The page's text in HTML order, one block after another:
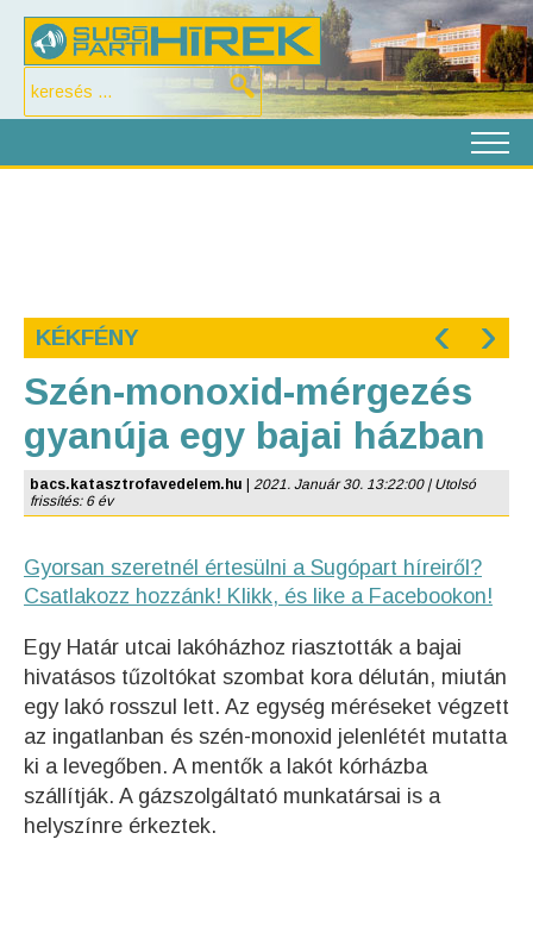
KÉKFÉNY ‹ ›
Szén-monoxid-mérgezés
gyanúja egy bajai házban
bacs.katasztrofavedelem.hu
2021. Január 30. 13:22:00 | Utolsó
frissítés: 6 év
Gyorsan szeretnél értesülni a Sugópart híreiről?
Csatlakozz hozzánk! Klikk, és like a Facebookon!
Egy Határ utcai lakóházhoz riasztották a bajai
hivatásos tűzoltókat szombat kora délután, miután
egy lakó rosszul lett. Az egység méréseket végzett
az ingatlanban és szén-monoxid jelenlétét mutatta
ki a levegőben. A mentők a lakót kórházba
szállítják. A gázszolgáltató munkatársai is a
helyszínre érkeztek.